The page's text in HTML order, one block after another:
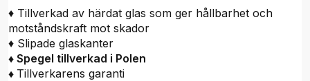
♦ Tillverkad av härdat glas som ger hållbarhet och
motståndskraft mot skador
♦ Slipade glaskanter
♦ Spegel tillverkad i Polen
♦ Tillverkarens garanti